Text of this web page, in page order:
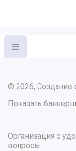
© 2026, Создание
Показать
Организация с
вопросы.